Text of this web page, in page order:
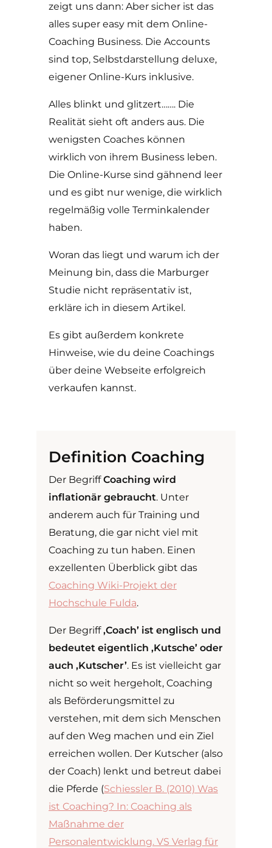
zeigt uns dann: Aber sicher ist das
alles super easy mit dem Online-
Coaching Business. Die Accounts
sind top, Selbstdarstellung deluxe,
eigener Online-Kurs inklusive.
Alles blinkt und glitzert……. Die
Realität sieht oft anders aus. Die
wenigsten Coaches können
wirklich von ihrem Business leben.
Die Online-Kurse sind gähnend leer
und es gibt nur wenige, die wirklich
regelmäßig volle Terminkalender
haben.
Woran das liegt und warum ich der
Meinung bin, dass die Marburger
Studie nicht repräsentativ ist,
erkläre ich in diesem Artikel.
Es gibt außerdem konkrete
Hinweise, wie du deine Coachings
über deine Webseite erfolgreich
verkaufen kannst.
Definition Coaching
Der BegriffCoaching wird
inflationär gebraucht. Unter
anderem auch für Training und
Beratung, die gar nicht viel mit
Coaching zu tun haben. Einen
exzellenten Überblick gibt das
Coaching Wiki-Projekt der
Hochschule Fulda.
Der Begriff‚Coach’ ist englisch und
bedeutet eigentlich ‚Kutsche’ oder
auch ‚Kutscher’. Es ist vielleicht gar
nicht so weit hergeholt, Coaching
als Beförderungsmittel zu
verstehen, mit dem sich Menschen
auf den Weg machen und ein Ziel
erreichen wollen. Der Kutscher (also
der Coach) lenkt und betreut dabei
die Pferde (Schiessler B. (2010) Was
ist Coaching? In: Coaching als
Maßnahme der
Personalentwicklung. VS Verlag für